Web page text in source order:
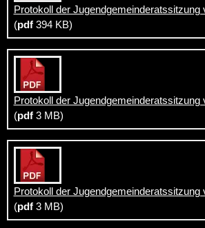
Protokoll der Jugendgemeinderatssitzung
(pdf394 KB)
Protokoll der Jugendgemeinderatssitzung
(pdf3 MB)
Protokoll der Jugendgemeinderatssitzung
(pdf3 MB)